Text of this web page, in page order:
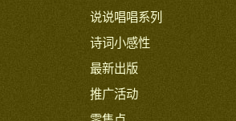
说说唱唱系列
诗词小感性
最新出版
推广活动